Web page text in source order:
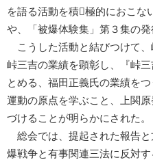
を語る活動を積極的におこな
や、「被爆体験集」第３集の発
こうした活動と結びつけて、
峠三吉の業績を顕彰し、『峠
とめる、福田正義氏の業績を
運動の原点を学ぶこと、上関
づけることが明らかにされた。
総会では、提起された報告
爆戦争と有事関連三法に反対